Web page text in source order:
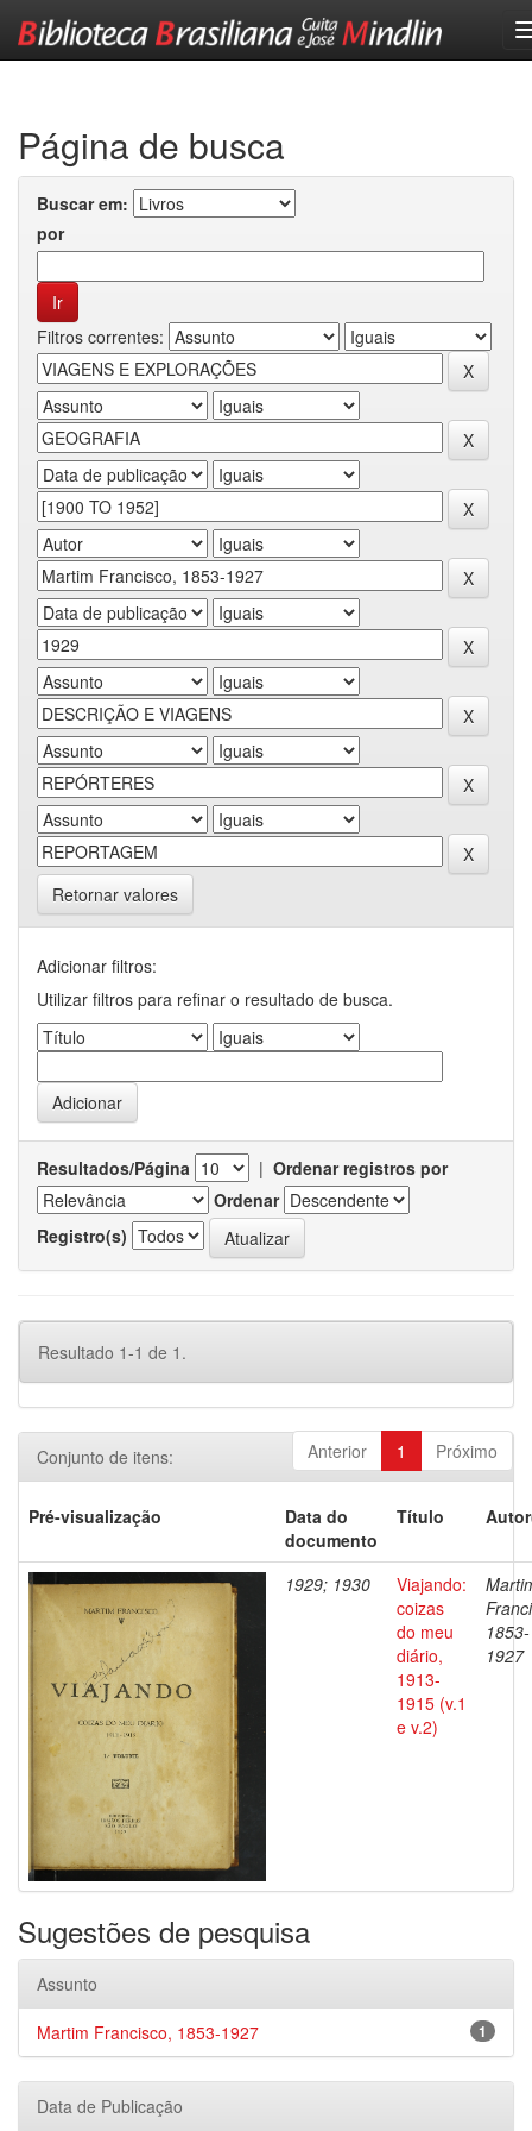
Página de busca
Buscar em:
por
Filtros correntes:
Retornar valores
Adicionar filtros:
Utilizar filtros para refinar o resultado de busca.
Resultados/Página | Ordenar registros por
Ordenar
Registro(s)
Resultado 1-1 de 1.
Anterior 1 Próximo
Conjunto de itens:
Pré-visualização
Data do
documento
Título
1929; 1930
Viajando:
coizas
do meu
diário,
1913-
1915 (v.1
e v.2)
1853-
1927
Sugestões de pesquisa
Assunto
1
Martim Francisco, 1853-1927
Data de Publicação